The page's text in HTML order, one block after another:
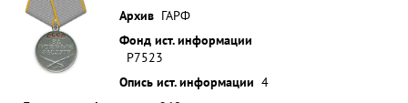
Архив ГАРФ
Фонд ист. информации
Р7523
Опись ист. информации 4